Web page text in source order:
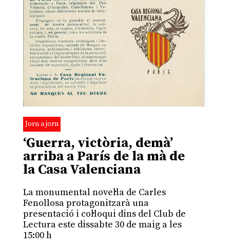
Jorn a jorn
‘Guerra, victòria, demà’
arriba a París de la mà de
la Casa Valenciana
La monumental novel·la de Carles
Fenollosa protagonitzarà una
presentació i col·loqui dins del Club de
Lectura este dissabte 30 de maig a les
15:00 h